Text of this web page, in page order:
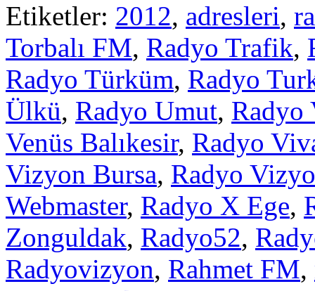
Etiketler: 2012, adresleri,
Torbalı FM, Radyo Trafik,
Radyo Türküm, Radyo
Ülkü, Radyo Umut, Radyo
Venüs Balıkesir, Radyo
Vizyon Bursa, Radyo
Webmaster, Radyo X Ege,
Zonguldak, Radyo52,
Radyovizyon, Rahmet FM,